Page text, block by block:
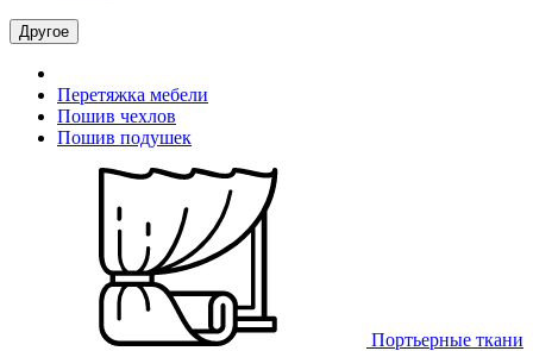
Другое
Перетяжка мебели
Пошив чехлов
Пошив подушек
Портьерные ткани